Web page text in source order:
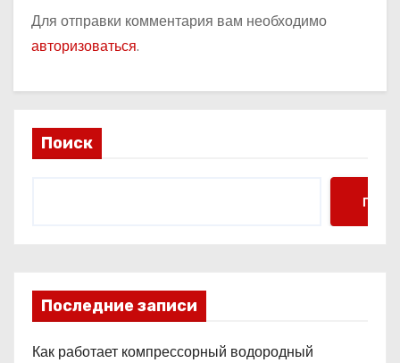
Для отправки комментария вам необходимо
авторизоваться.
Поиск
Поиск
Последние записи
Как работает компрессорный водородный